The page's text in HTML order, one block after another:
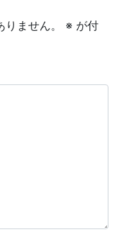
ません。 ※ が付